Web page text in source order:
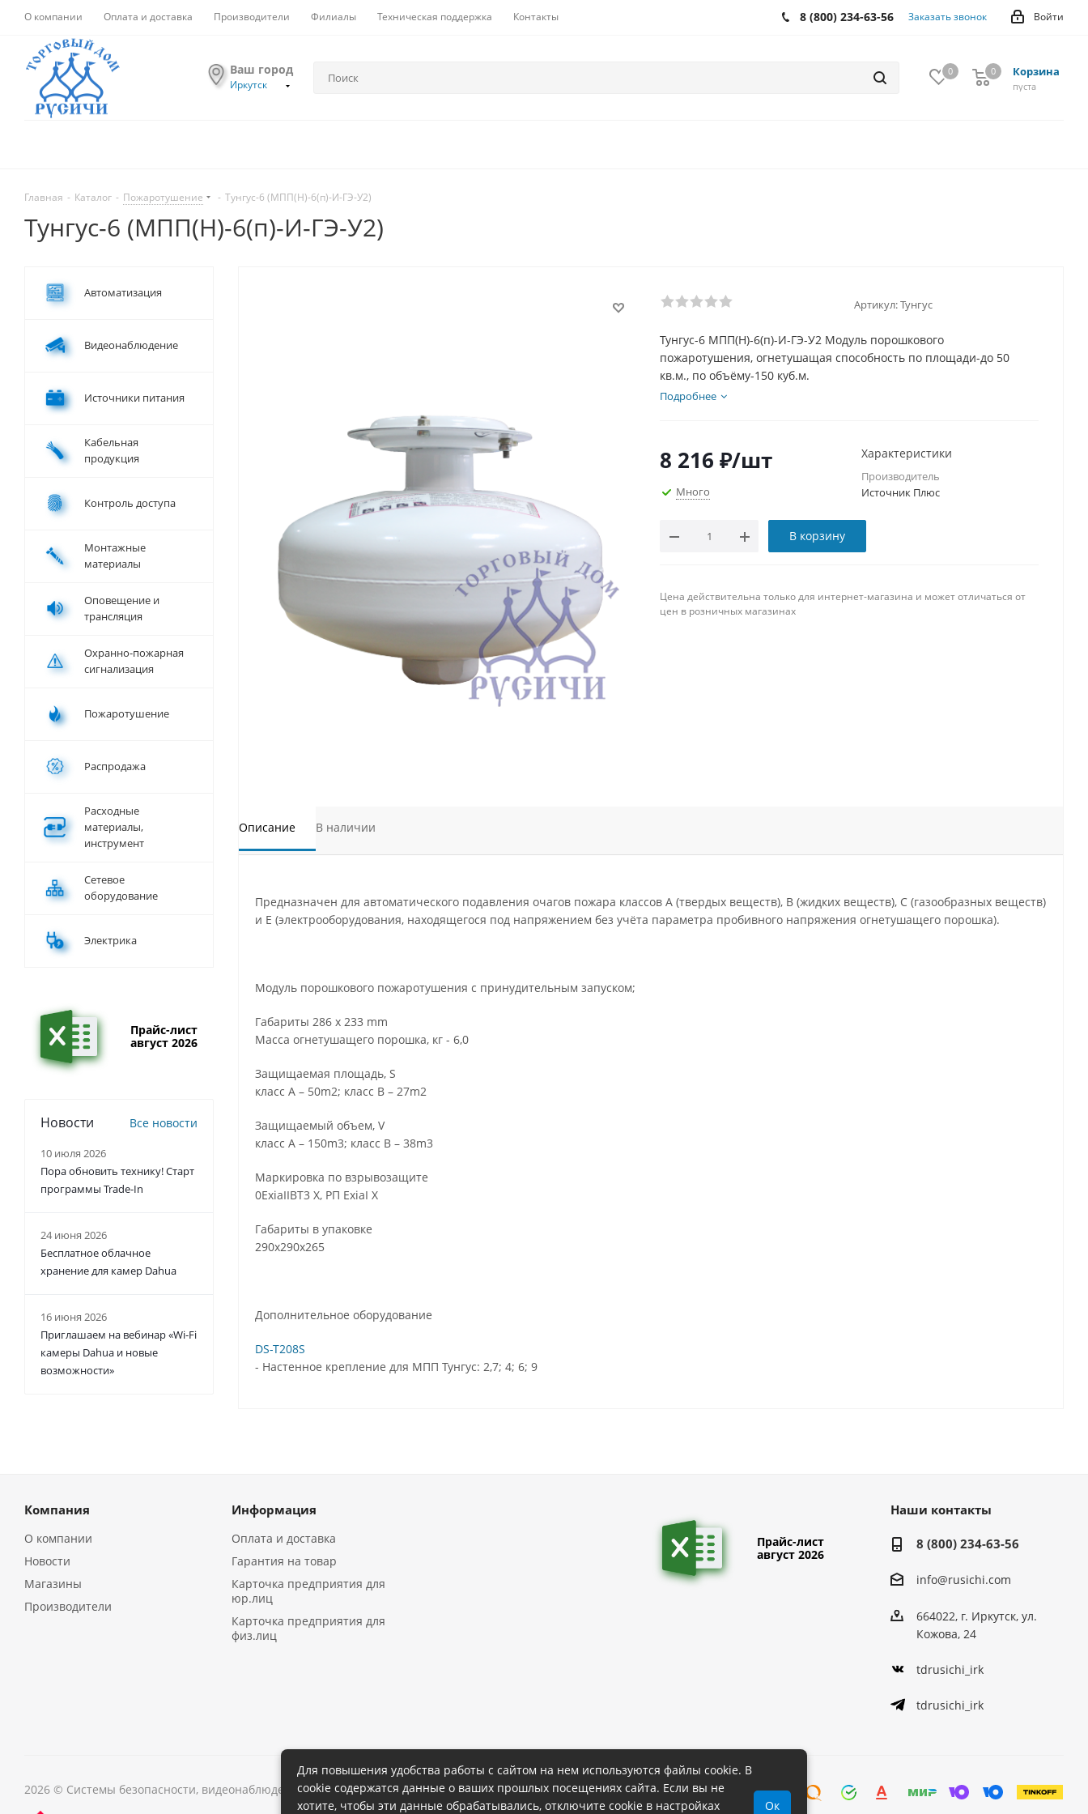
О компании Оплата и доставка Производители Филиалы Техническая поддержка Контакты Войти
8 (800) 234-63-56 Заказать звонок
Ваш город
Иркутск
0 Корзина
0
пуста
0
Главная - Каталог - Пожаротушение - Тунгус-6 (МПП(Н)-6(п)-И-ГЭ-У2)
Тунгус-6 (МПП(Н)-6(п)-И-ГЭ-У2)
Артикул:Тунгус
Тунгус-6 МПП(Н)-6(п)-И-ГЭ-У2 Модуль порошкового
пожаротушения, огнетушащая способность по площади-до 50
кв.м., по объёму-150 куб.м.
Подробнее
8 216 ₽/шт
Много
В корзину
Характеристики
Производитель
Источник Плюс
Цена действительна только для интернет-магазина и может отличаться от
цен в розничных магазинах
Описание В наличии
Предназначен для автоматического подавления очагов пожара классов А (твердых веществ), В (жидких веществ), С (газообразных веществ)
и Е (электрооборудования, находящегося под напряжением без учёта параметра пробивного напряжения огнетушащего порошка).
Модуль порошкового пожаротушения с принудительным запуском;
Габариты 286 x 233 mm
Масса огнетушащего порошка, кг - 6,0
Защищаемая площадь, S
класс A – 50m2; класс B – 27m2
Защищаемый объем, V
класс A – 150m3; класс B – 38m3
Маркировка по взрывозащите
0ExiaIIВT3 Х, РП ExiaI Х
Габариты в упаковке
290х290х265
Дополнительное оборудование
DS-T208S
- Настенное крепление для МПП Тунгус: 2,7; 4; 6; 9
Автоматизация
Видеонаблюдение
Источники питания
Кабельная
продукция
Контроль доступа
Монтажные
материалы
Оповещение и
трансляция
Охранно-пожарная
сигнализация
Пожаротушение
Распродажа
Расходные
материалы,
инструмент
Сетевое
оборудование
Электрика
Прайс-лист
август 2026
Новости Все новости
10 июля 2026
Пора обновить технику! Старт
программы Trade-In
24 июня 2026
Бесплатное облачное
хранение для камер Dahua
16 июня 2026
Приглашаем на вебинар «Wi-Fi
камеры Dahua и новые
возможности»
Компания
О компании
Новости
Магазины
Производители
Информация
Оплата и доставка
Гарантия на товар
Карточка предприятия для
юр.лиц
Карточка предприятия для
физ.лиц
Прайс-лист
август 2026
Наши контакты
8 (800) 234-63-56
info@rusichi.com
664022, г. Иркутск, ул.
Кожова, 24
tdrusichi_irk
tdrusichi_irk
2026 © Системы безопасности, видеонаблюдения в ИркутскеПолитика конфиденциальности
Для повышения удобства работы с сайтом на нем используются файлы cookie. В
cookie содержатся данные о ваших прошлых посещениях сайта. Если вы не
хотите, чтобы эти данные обрабатывались, отключите cookie в настройках
Ок